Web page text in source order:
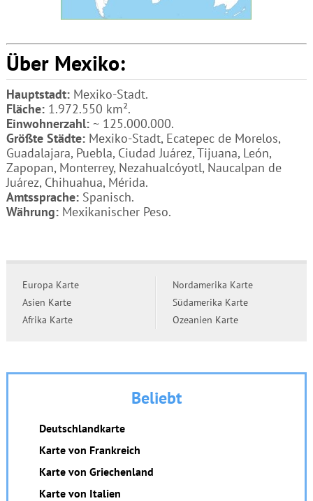
Über Mexiko:
Hauptstadt:Mexiko-Stadt.
Fläche:1.972.550 km².
Einwohnerzahl:~ 125.000.000.
Größte Städte:Mexiko-Stadt, Ecatepec de Morelos,
Guadalajara, Puebla, Ciudad Juárez, Tijuana, León,
Zapopan, Monterrey, Nezahualcóyotl, Naucalpan de
Juárez, Chihuahua, Mérida.
Amtssprache:Spanisch.
Währung:Mexikanischer Peso.
Europa Karte
Asien Karte
Afrika Karte
Nordamerika Karte
Südamerika Karte
Ozeanien Karte
Beliebt
Deutschlandkarte
Karte von Frankreich
Karte von Griechenland
Karte von Italien